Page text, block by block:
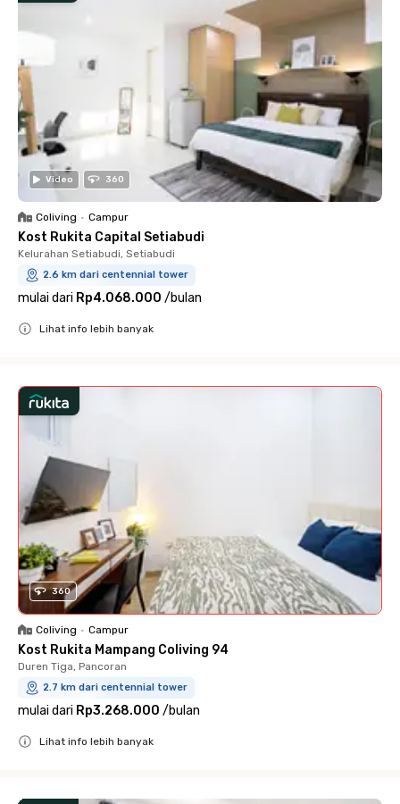
Video 360
Coliving • Campur
Kost Rukita Capital Setiabudi
Kelurahan Setiabudi, Setiabudi
2.6 km dari centennial tower
mulai dari Rp4.068.000 /bulan
Lihat info lebih banyak
360
Coliving • Campur
Kost Rukita Mampang Coliving 94
Duren Tiga, Pancoran
2.7 km dari centennial tower
mulai dari Rp3.268.000 /bulan
Lihat info lebih banyak